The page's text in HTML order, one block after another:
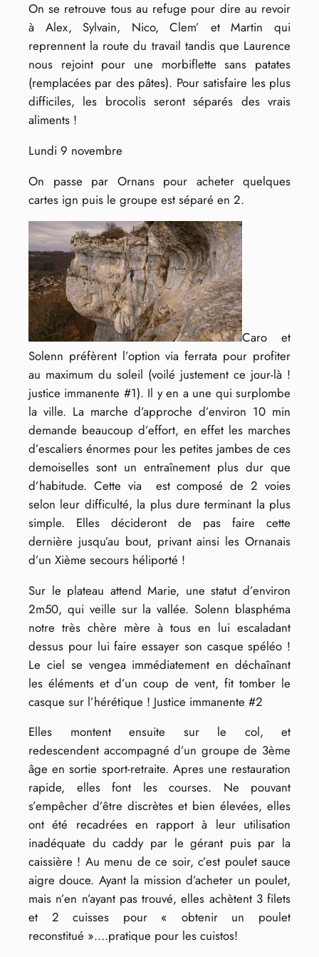
On se retrouve tous au refuge pour dire au revoir
à Alex, Sylvain, Nico, Clem’ et Martin qui
reprennent la route du travail tandis que Laurence
nous rejoint pour une morbiflette sans patates
(remplacées par des pâtes). Pour satisfaire les plus
difficiles, les brocolis seront séparés des vrais
aliments !
Lundi 9 novembre
On passe par Ornans pour acheter quelques
cartes ign puis le groupe est séparé en 2.
Caro et
Solenn préfèrent l’option via ferrata pour profiter
au maximum du soleil (voilé justement ce jour-là !
justice immanente #1). Il y en a une qui surplombe
la ville. La marche d’approche d’environ 10 min
demande beaucoup d’effort, en effet les marches
d’escaliers énormes pour les petites jambes de ces
demoiselles sont un entraînement plus dur que
d’habitude. Cette via est composé de 2 voies
selon leur difficulté, la plus dure terminant la plus
simple. Elles décideront de pas faire cette
dernière jusqu’au bout, privant ainsi les Ornanais
d’un Xième secours héliporté !
Sur le plateau attend Marie, une statut d’environ
2m50, qui veille sur la vallée. Solenn blasphéma
notre très chère mère à tous en lui escaladant
dessus pour lui faire essayer son casque spéléo !
Le ciel se vengea immédiatement en déchaînant
les éléments et d’un coup de vent, fit tomber le
casque sur l’hérétique ! Justice immanente #2
Elles montent ensuite sur le col, et
redescendent accompagné d’un groupe de 3ème
âge en sortie sport-retraite. Apres une restauration
rapide, elles font les courses. Ne pouvant
s’empêcher d’être discrètes et bien élevées, elles
ont été recadrées en rapport à leur utilisation
inadéquate du caddy par le gérant puis par la
caissière ! Au menu de ce soir, c’est poulet sauce
aigre douce. Ayant la mission d’acheter un poulet,
mais n’en n’ayant pas trouvé, elles achètent 3 filets
et 2 cuisses pour « obtenir un poulet
reconstitué »….pratique pour les cuistos!